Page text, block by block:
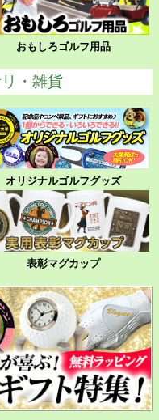
おもしろゴルフ用品
・雑貨
オリジナルゴルフグッズ
表彰マグカップ